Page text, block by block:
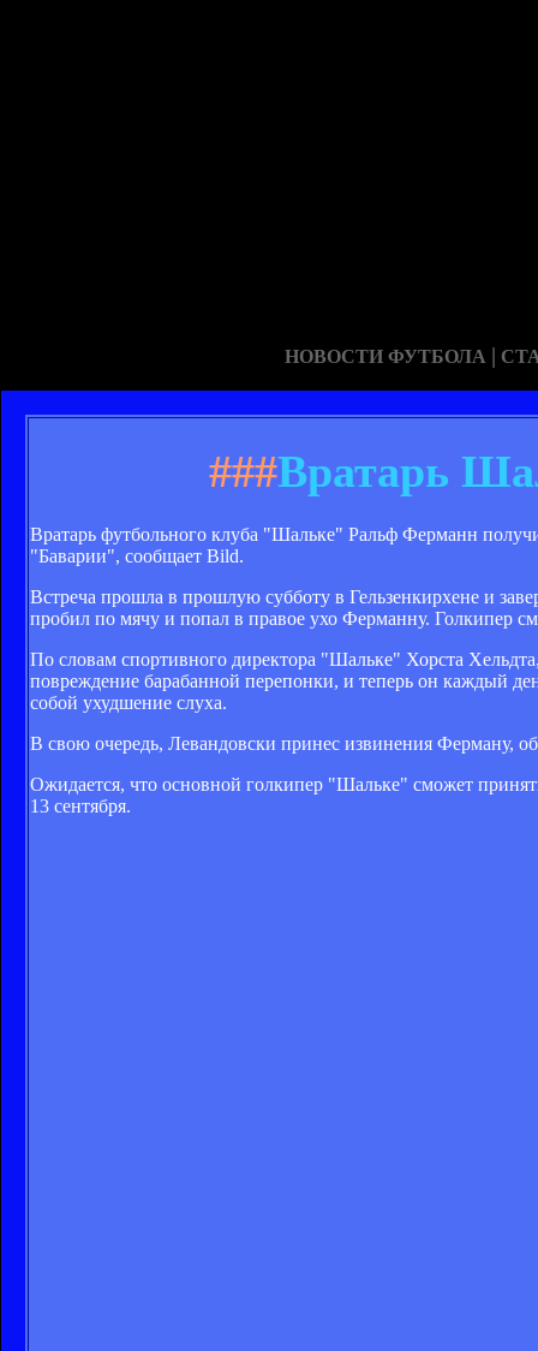
НОВОСТИ ФУТБОЛА |
###Вратарь
Вратарь футбольного клуба "Шальке" Ральф Ферманн
"Баварии", сообщает Bild.
Встреча прошла в прошлую субботу в Гельзенкирхене и
пробил по мячу и попал в правое ухо Ферманну. Голкипер
По словам спортивного директора "Шальке" Хорста
повреждение барабанной перепонки, и теперь он каждый
собой ухудшение слуха.
В свою очередь, Левандовски принес извинения Ферману,
Ожидается, что основной голкипер "Шальке" сможет
13 сентября.